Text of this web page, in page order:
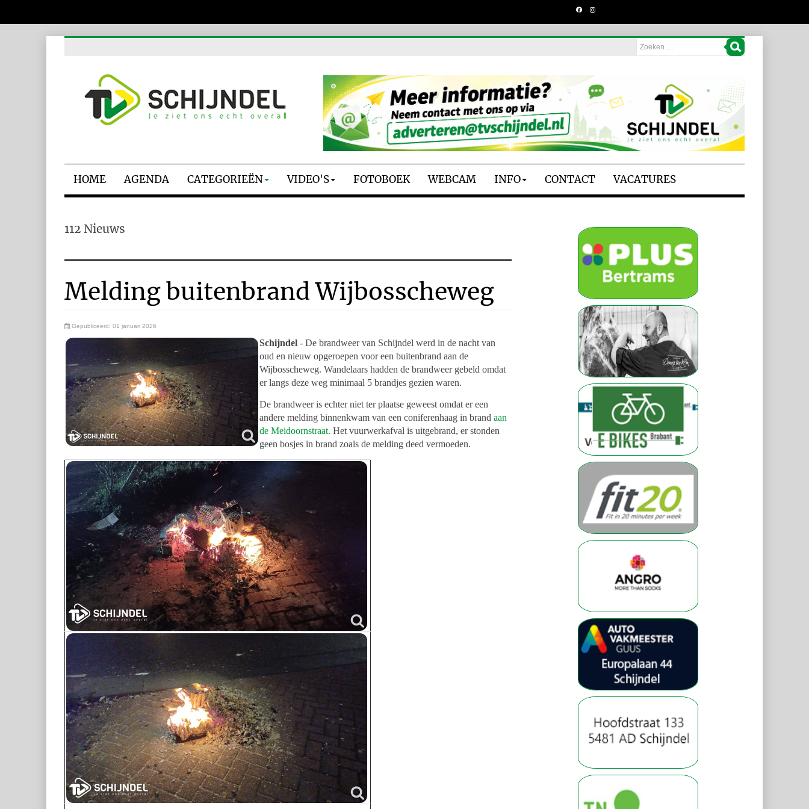
HOME AGENDA CATEGORIEËN VIDEO'S FOTOBOEK WEBCAM INFO CONTACT VACATURES
112 Nieuws
Melding buitenbrand Wijbosscheweg
Gepubliceerd: 01 januari 2026
Schijndel - De brandweer van Schijndel werd in de nacht van
oud en nieuw opgeroepen voor een buitenbrand aan de
Wijbosscheweg. Wandelaars hadden de brandweer gebeld omdat
er langs deze weg minimaal 5 brandjes gezien waren.
De brandweer is echter niet ter plaatse geweest omdat er een
andere melding binnenkwam van een coniferenhaag in brand aan
de Meidoornstraat. Het vuurwerkafval is uitgebrand, er stonden
geen bosjes in brand zoals de melding deed vermoeden.